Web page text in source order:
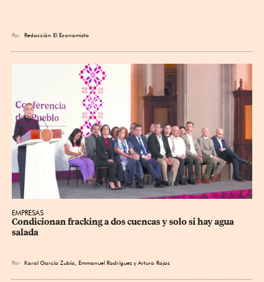
Por Redacción El Economista
EMPRESAS
Condicionan fracking a dos cuencas y solo si hay agua
salada
Por Karol García Zubía Emmanuel Rodríguez yArturo Rojas